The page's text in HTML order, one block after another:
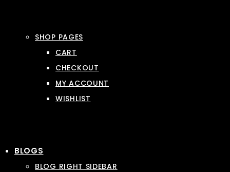
SHOP PAGES
CART
CHECKOUT
MY ACCOUNT
WISHLIST
BLOGS
BLOG RIGHT SIDEBAR